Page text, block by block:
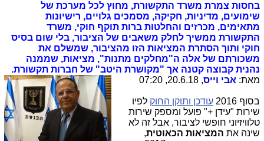
בחסות צמרת משרד התקשורת, מחוץ לכל מערכת של
שימועים, מדיניות, חקיקה, מסמכים גלויים, רישיונות
מתאימים, מכרזים והחלטות ברות תוקף חוקי, משרד
התקשורת ממשיך לחלק משאבים של הציבור, בלי שום בסיס
חוקי ותוך הסתרת המציאות הזו מהציבור, שמשלם את
משכורתם של אלה ה"מחלקים מתנות", מציאות, שממנה
נהנית קבוצה קטנה אך "מקושרת היטב" של חברות תקשורת.
מאת: אבי וייס, 20.6.18, 07:20
בסוף 2016 עודכן ותוקן החוקלפיו
שירות "עידן +" פועל ומספק שירות
טלוויזיוני חופשי לציבור, אבל זה לא
שינה את המציאות הכאוטית,